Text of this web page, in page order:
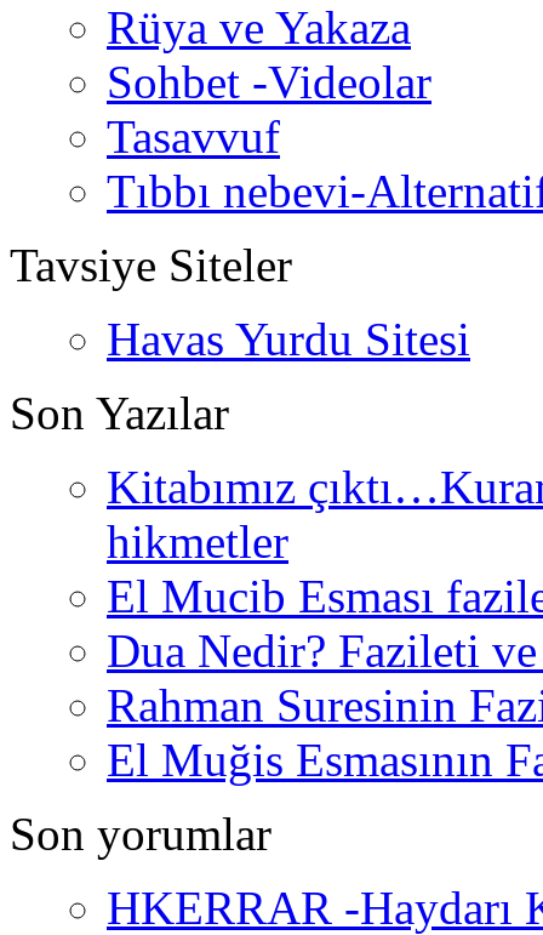
Rüya ve Yakaza
Sohbet -Videolar
Tasavvuf
Tıbbı nebevi-
Tavsiye Siteler
Havas Yurdu Sitesi
Son Yazılar
Kitabımız
hikmetler
El Mucib Esması
Dua Nedir? Fazileti
Rahman Suresinin
El Muğis Esmasının
Son yorumlar
HKERRAR -Haydarı